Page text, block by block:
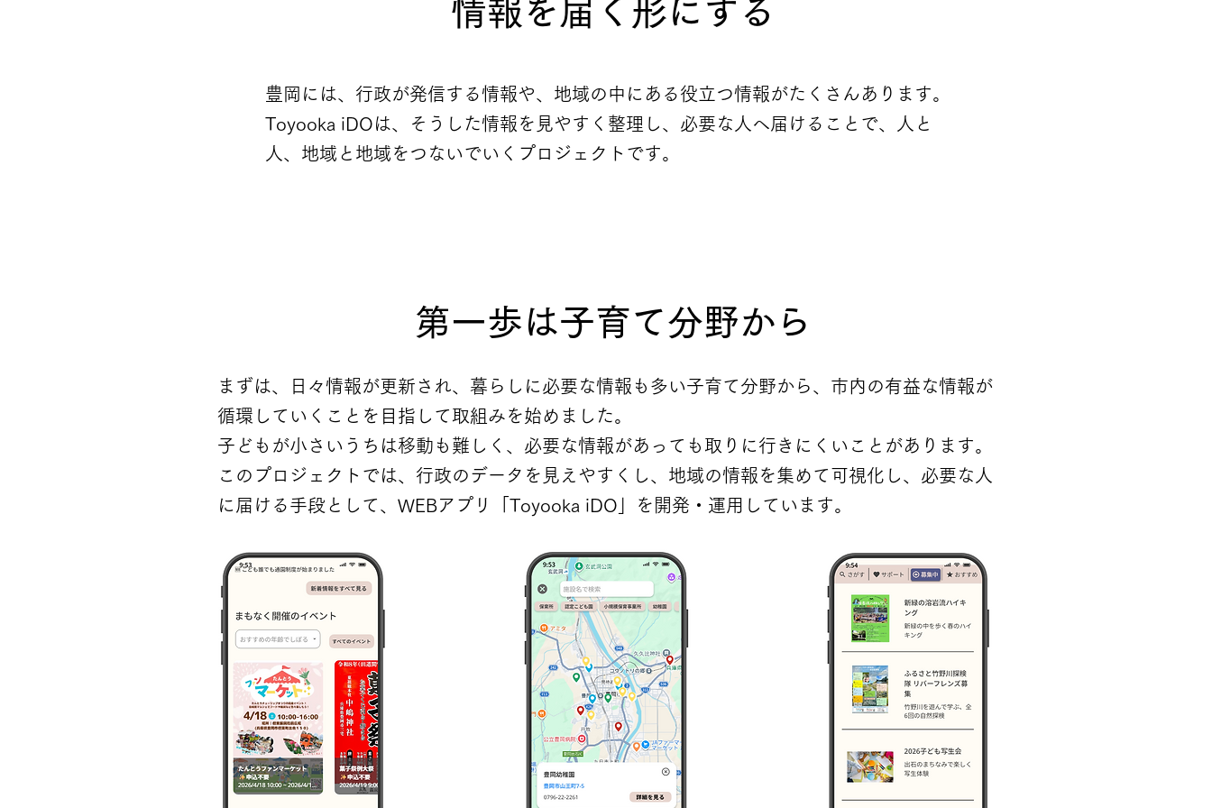
情報を届く形にする
豊岡には、行政が発信する情報や、地域の中にある役立つ情報がたくさんあります。
Toyooka iDOは、そうした情報を見やすく整理し、必要な人へ届けることで、人と
人、地域と地域をつないでいくプロジェクトです。
第一歩は子育て分野から
まずは、日々情報が更新され、暮らしに必要な情報も多い子育て分野から、市内の有益な情報が
循環していくことを目指して取組みを始めました。
子どもが小さいうちは移動も難しく、必要な情報があっても取りに行きにくいことがあります。
このプロジェクトでは、行政のデータを見えやすくし、地域の情報を集めて可視化し、必要な人
に届ける手段として、WEBアプリ「Toyooka iDO」を開発・運用しています。